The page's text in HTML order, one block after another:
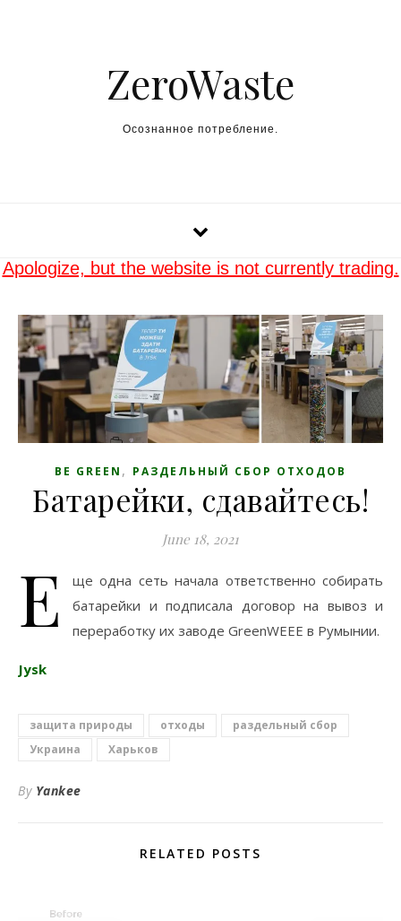
ZeroWaste
Осознанное потребление.
Apologize, but the website is not currently trading.
BE GREEN , РАЗДЕЛЬНЫЙ СБОР ОТХОДОВ
Батарейки, сдавайтесь!
June 18, 2021
Е
ще одна сеть начала ответственно собирать
батарейки и подписала договор на вывоз и
переработку их заводе GreenWEEE в Румынии.
Jysk
защита природы отходы
раздельный сбор
Украина
Харьков
By Yankee
RELATED POSTS